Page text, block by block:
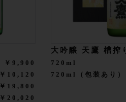
￥9,900
￥10,120
￥19,800
￥20,020
大吟醸 天鷹 槽搾
720ml
720ml（包装あり）